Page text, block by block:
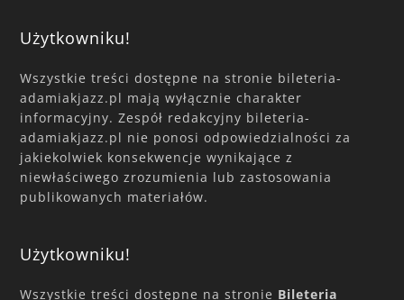
Użytkowniku!
Wszystkie treści dostępne na stronie bileteria-
adamiakjazz.pl mają wyłącznie charakter
informacyjny. Zespół redakcyjny bileteria-
adamiakjazz.pl nie ponosi odpowiedzialności za
jakiekolwiek konsekwencje wynikające z
niewłaściwego zrozumienia lub zastosowania
publikowanych materiałów.
Użytkowniku!
Wszystkie treści dostępne na stronie Bileteria